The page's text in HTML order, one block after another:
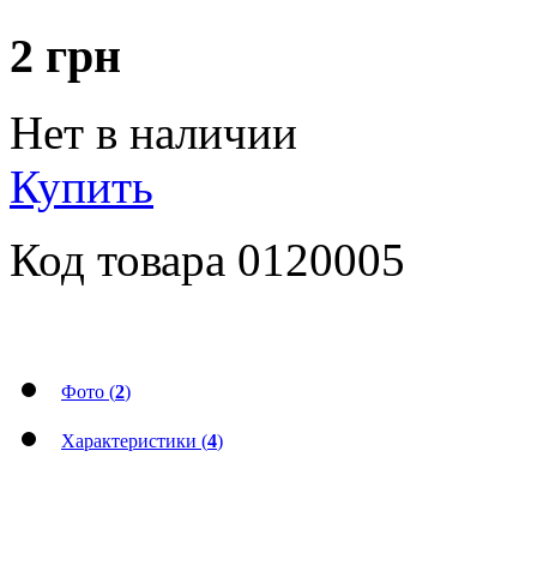
2 грн
Нет в наличии
Купить
Код товара 0120005
Фото (2)
Характеристики (4)